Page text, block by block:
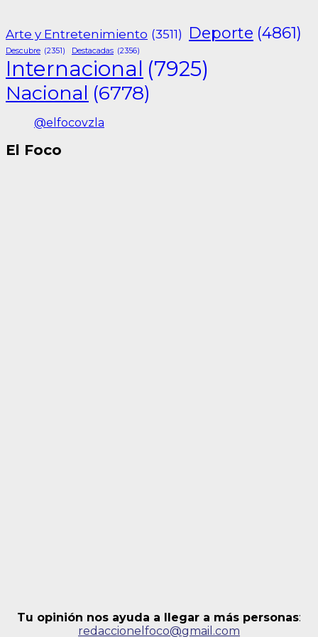
Arte y Entretenimiento (3511) Deporte (4861)
Descubre (2351) Destacadas (2356)
Internacional (7925)
Nacional (6778)
@elfocovzla
El Foco
Tu opinión nos ayuda a llegar a más personas:
redaccionelfoco@gmail.com